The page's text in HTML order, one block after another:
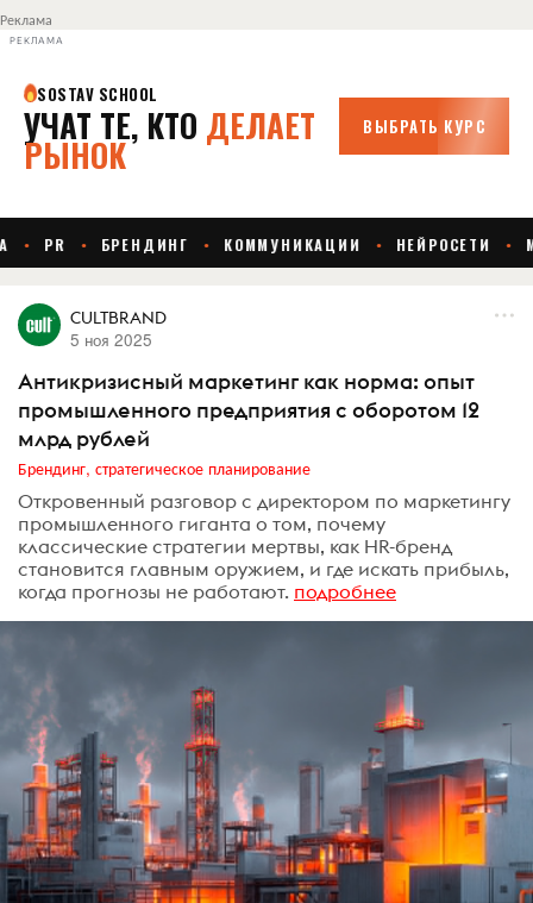
Реклама
РЕКЛАМА
CULTBRAND
5 ноя 2025
Антикризисный маркетинг как норма: опыт
промышленного предприятия с оборотом 12
млрд рублей
Брендинг, стратегическое планирование
Откровенный разговор с директором по маркетингу
промышленного гиганта о том, почему
классические стратегии мертвы, как HR-бренд
становится главным оружием, и где искать прибыль,
когда прогнозы не работают. подробнее